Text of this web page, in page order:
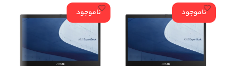
ناموجود ناموجود